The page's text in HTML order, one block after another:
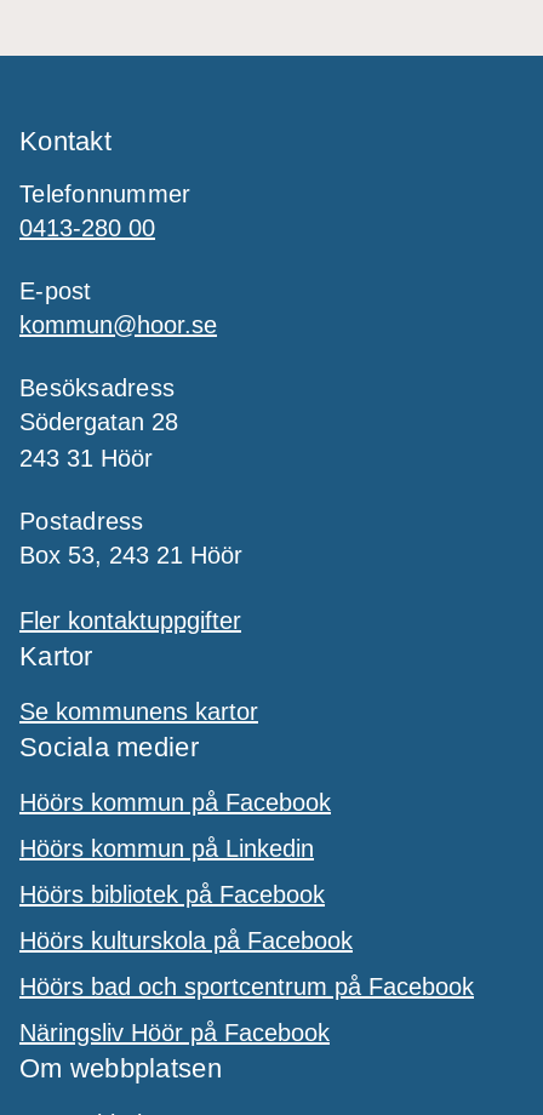
Kontakt
Telefonnummer
0413-280 00
E-post
kommun@hoor.se
Besöksadress
Södergatan 28
243 31 Höör
Postadress
Box 53, 243 21 Höör
Fler kontaktuppgifter
Kartor
Se kommunens kartor
Sociala medier
Höörs kommun på Facebook
Höörs kommun på Linkedin
Höörs bibliotek på Facebook
Höörs kulturskola på Facebook
Höörs bad och sportcentrum på Facebook
Näringsliv Höör på Facebook
Om webbplatsen